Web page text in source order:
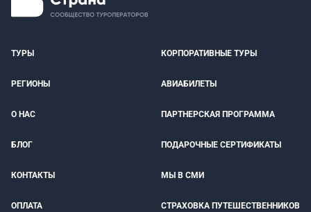
ТУРЫ КОРПОРАТИВНЫЕ ТУРЫ
РЕГИОНЫ АВИАБИЛЕТЫ
О НАС ПАРТНЕРСКАЯ ПРОГРАММА
БЛОГ ПОДАРОЧНЫЕ СЕРТИФИКАТЫ
КОНТАКТЫ МЫ В СМИ
ОПЛАТА СТРАХОВКА ПУТЕШЕСТВЕННИКОВ